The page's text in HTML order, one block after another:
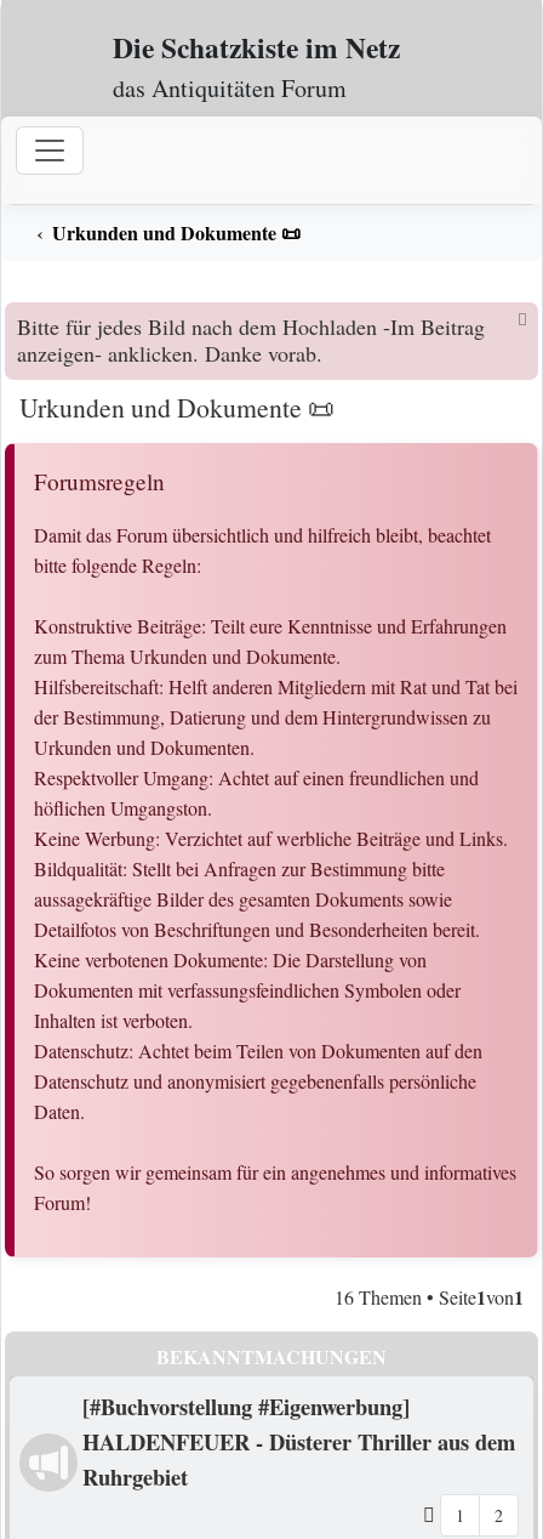
Zum Inhalt
Die Schatzkiste im Netz
das Antiquitäten Forum
Urkunden und Dokumente 📜
Bitte für jedes Bild nach dem Hochladen -Im Beitrag
anzeigen- anklicken. Danke vorab.
Urkunden und Dokumente 📜
Forumsregeln
Damit das Forum übersichtlich und hilfreich bleibt, beachtet
bitte folgende Regeln:
Konstruktive Beiträge: Teilt eure Kenntnisse und Erfahrungen
zum Thema Urkunden und Dokumente.
Hilfsbereitschaft: Helft anderen Mitgliedern mit Rat und Tat bei
der Bestimmung, Datierung und dem Hintergrundwissen zu
Urkunden und Dokumenten.
Respektvoller Umgang: Achtet auf einen freundlichen und
höflichen Umgangston.
Keine Werbung: Verzichtet auf werbliche Beiträge und Links.
Bildqualität: Stellt bei Anfragen zur Bestimmung bitte
aussagekräftige Bilder des gesamten Dokuments sowie
Detailfotos von Beschriftungen und Besonderheiten bereit.
Keine verbotenen Dokumente: Die Darstellung von
Dokumenten mit verfassungsfeindlichen Symbolen oder
Inhalten ist verboten.
Datenschutz: Achtet beim Teilen von Dokumenten auf den
Datenschutz und anonymisiert gegebenenfalls persönliche
Daten.
So sorgen wir gemeinsam für ein angenehmes und informatives
Forum!
16 Themen • Seite1von1
BEKANNTMACHUNGEN
[#Buchvorstellung #Eigenwerbung]
HALDENFEUER - Düsterer Thriller aus dem
Ruhrgebiet
1 2